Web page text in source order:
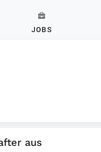
JOBS
aus